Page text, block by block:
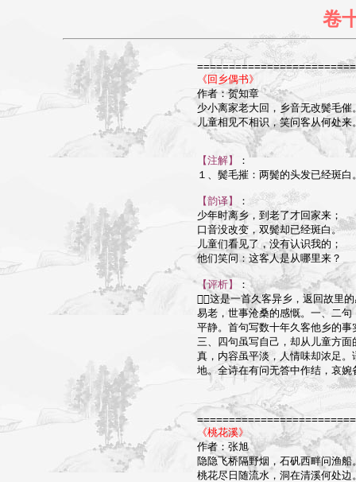
卷
《回乡偶书》
作者：贺知章
少小离家老大回，乡音无改鬓毛催
儿童相见不相识，笑问客从何处来
【注解】
：
１、鬓毛摧：两鬓的头发已经斑白
【韵译】
：
少年时离乡，到老了才回家来；
口音没改变，双鬓却已经斑白。
儿童们看见了，没有认识我的；
他们笑问：这客人是从哪里来？
【评析】
：
这是一首久客异乡，返回故里
易老，世事沧桑的感慨。一、二
平静。首句写数十年久客他乡的
三、四句虽写自己，却从儿童方
真，内容虽平淡，人情味却浓足
地。全诗在有问无答中作结，哀
《桃花溪》
作者：张旭
隐隐飞桥隔野烟，石矾西畔问渔船
桃花尽日随流水，洞在清溪何处边